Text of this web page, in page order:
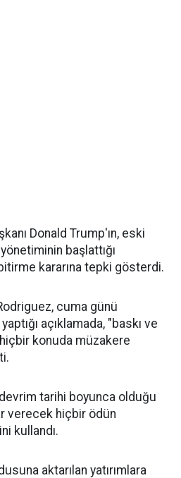
Donald Trump'ın, eski
başlattığı
kararına tepki gösterdi.
cuma günü
açıklamada, "baskı ve
konuda müzakere
tarihi boyunca olduğu
verecek hiçbir ödün
kullandı.
aktarılan yatırımlara